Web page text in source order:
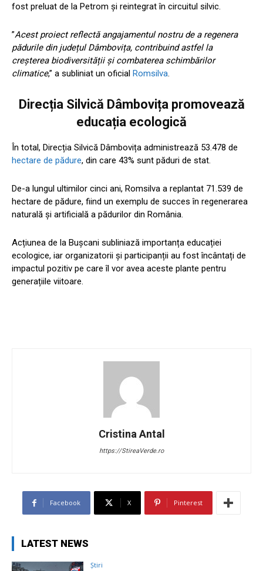
fost preluat de la Petrom și reintegrat în circuitul silvic.
”Acest proiect reflectă angajamentul nostru de a regenera
pădurile din județul Dâmbovița, contribuind astfel la
creșterea biodiversității și combaterea schimbărilor
climatice,” a subliniat un oficial Romsilva.
Direcția Silvică Dâmbovița promovează
educația ecologică
În total, Direcția Silvică Dâmbovița administrează 53.478 de
hectare de pădure, din care 43% sunt păduri de stat.
De-a lungul ultimilor cinci ani, Romsilva a replantat 71.539 de
hectare de pădure, fiind un exemplu de succes în regenerarea
naturală și artificială a pădurilor din România.
Acțiunea de la Bușcani subliniază importanța educației
ecologice, iar organizatorii și participanții au fost încântați de
impactul pozitiv pe care îl vor avea aceste plante pentru
generațiile viitoare.
Cristina Antal
https://StireaVerde.ro
Facebook X Pinterest
LATEST NEWS
Știri